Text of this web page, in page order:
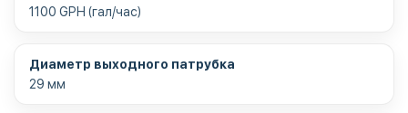
1100 GPH (гал/час)
Диаметр выходного патрубка
29 мм